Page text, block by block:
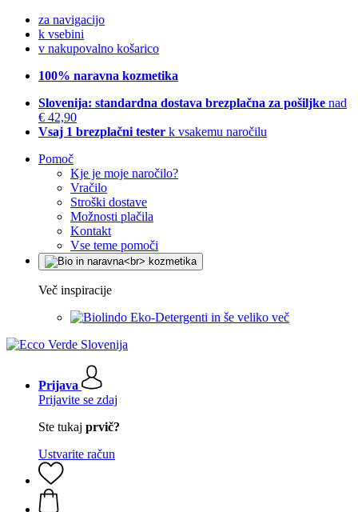
za navigacijo
k vsebini
v nakupovalno košarico
100% naravna kozmetika
Slovenija: standardna dostava brezplačna za pošiljke nad
€ 42,90
Vsaj 1 brezplačni tester k vsakemu naročilu
Pomoč
Kje je moje naročilo?
Vračilo
Stroški dostave
Možnosti plačila
Kontakt
Vse teme pomoči
Več inspiracije
Eko-Detergenti in še veliko več
Prijava
Prijavite se zdaj
Ste tukaj prvič?
Ustvarite račun